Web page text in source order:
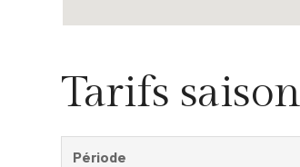
Tarifs
Période